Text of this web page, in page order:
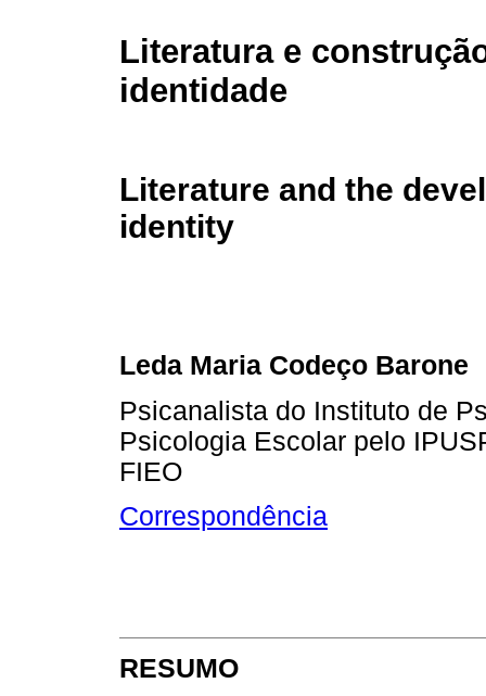
Literatura e
identidade
Literature and the
identity
Leda Maria Codeço Barone
Psicanalista do Instituto de
Psicologia Escolar pelo
FIEO
Correspondência
RESUMO